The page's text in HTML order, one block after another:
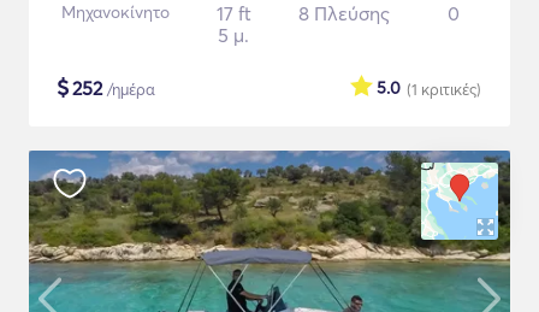
Μηχανοκίνητο
17 ft
5 μ.
8 Πλεύσης 0
$252/ημέρα (1 κριτικές)
5.0